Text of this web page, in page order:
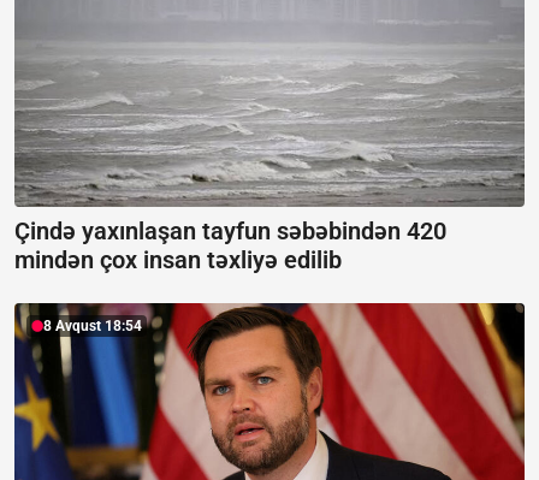
Çində yaxınlaşan tayfun səbəbindən 420
mindən çox insan təxliyə edilib
8 Avqust 18:54